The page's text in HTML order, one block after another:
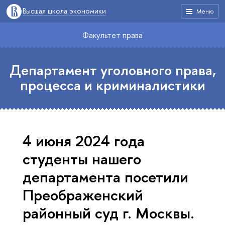
Меню
Высшая школа экономики
Факультет права
Департамент уголовного права,
процесса и криминалистики
4 июня 2024 года
студенты нашего
департамента посетили
Преображенский
районный суд г. Москвы.